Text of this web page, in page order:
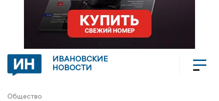
ИВАНОВСКИЕ
НОВОСТИ
Общество